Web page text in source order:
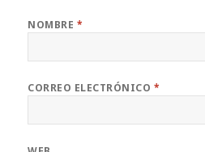
NOMBRE *
CORREO ELECTRÓNICO *